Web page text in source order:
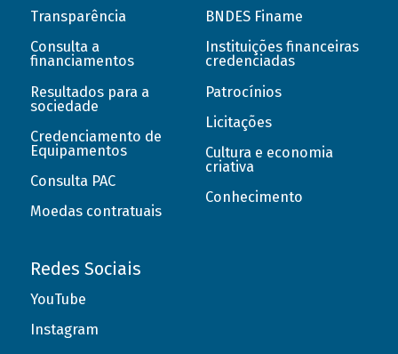
Transparência
Consulta a
financiamentos
Resultados para a
sociedade
Credenciamento de
Equipamentos
Consulta PAC
Moedas contratuais
BNDES Finame
Instituições financeiras
credenciadas
Patrocínios
Licitações
Cultura e economia
criativa
Conhecimento
Redes Sociais
YouTube
Instagram